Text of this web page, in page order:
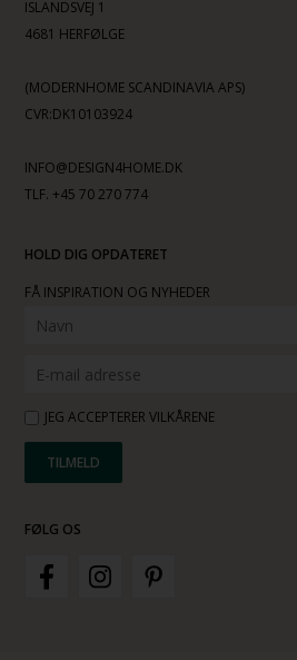
ISLANDSVEJ 1
4681 HERFØLGE
(MODERNHOME SCANDINAVIA APS)
CVR:DK10103924
INFO@DESIGN4HOME.DK
TLF. +45 70 270 774
HOLD DIG OPDATERET
FÅ INSPIRATION OG NYHEDER
JEG ACCEPTERER VILKÅRENE
FØLG OS